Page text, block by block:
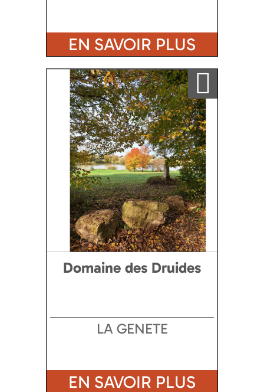
EN SAVOIR PLUS
Ajouter a ma sélection
Domaine des Druides
LA GENETE
EN SAVOIR PLUS